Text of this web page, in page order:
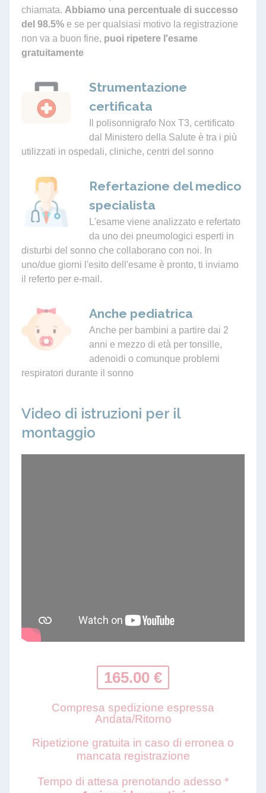
chiamata. Abbiamo una percentuale di successo
del 98.5% e se per qualsiasi motivo la registrazione
non va a buon fine, puoi ripetere l'esame
gratuitamente
Strumentazione
certificata
Il polisonnigrafo Nox T3, certificato
dal Ministero della Salute è tra i più
utilizzati in ospedali, cliniche, centri del sonno
Refertazione del medico
specialista
L'esame viene analizzato e refertato
da uno dei pneumologici esperti in
disturbi del sonno che collaborano con noi. In
uno/due giorni l'esito dell'esame è pronto, ti inviamo
il referto per e-mail.
Anche pediatrica
Anche per bambini a partire dai 2
anni e mezzo di età per tonsille,
adenoidi o comunque problemi
respiratori durante il sonno
Video di istruzioni per il
montaggio
165.00 €
Compresa spedizione espressa
Andata/Ritorno
Ripetizione gratuita in caso di erronea o
mancata registrazione
Tempo di attesa prenotando adesso *